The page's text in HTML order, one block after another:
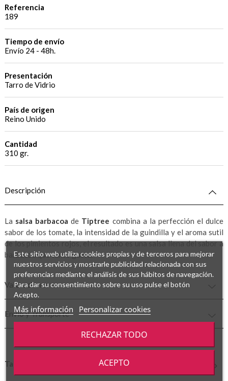
Referencia
189
Tiempo de envío
Envío 24 - 48h.
Presentación
Tarro de Vidrio
País de origen
Reino Unido
Cantidad
310 gr.
Descripción
La salsa barbacoa de Tiptree combina a la perfección el dulce
sabor de los tomate, la intensidad de la guindilla y el aroma sutil
de los pimientos rojos, el resultado es una salsa llena del sabor a
barbacoa que tanto gusta.
Valoraciones
Envío y Transporte
También podría gustarte
Este sitio web utiliza cookies propias y de terceros para mejorar
nuestros servicios y mostrarle publicidad relacionada con sus
preferencias mediante el análisis de sus hábitos de navegación.
Para dar su consentimiento sobre su uso pulse el botón
Acepto.
Más información Personalizar cookies
RECHAZAR TODO
ACEPTO